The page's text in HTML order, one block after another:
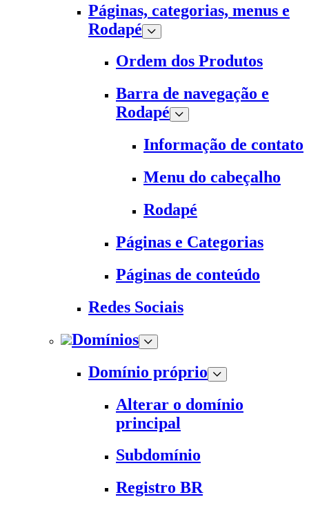
Páginas, categorias, menus e
Rodapé
Ordem dos Produtos
Barra de navegação e
Rodapé
Informação de contato
Menu do cabeçalho
Rodapé
Páginas e Categorias
Páginas de conteúdo
Redes Sociais
Domínios
Domínio próprio
Alterar o domínio
principal
Subdomínio
Registro BR